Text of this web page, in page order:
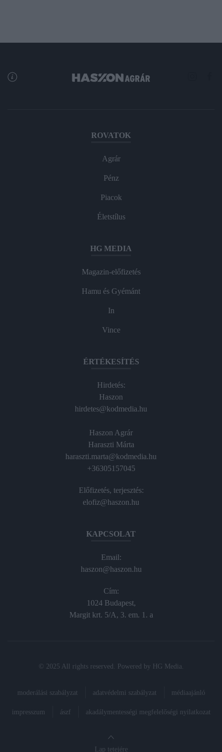
ROVATOK
Agrár
Pénz
Piacok
Életstílus
HG MEDIA
Magazin-előfizetés
Hamu és Gyémánt
In
Vince
ÉRTÉKESÍTÉS
Hirdetés:
Haszon
hirdetes@kodmedia.hu
Haszon Agrár
Haraszti Márta
haraszti.marta@kodmedia.hu
+36305157045
Előfizetés, terjesztés:
elofiz@haszon.hu
KAPCSOLAT
Email:
haszon@haszon.hu
Cím:
1024 Budapest,
Margit krt. 5/A, 3. em. 1. a
© 2025 All rights reserved. Powered by HG Media
moderálási szabályzat adatvédelmi szabályzat médiaajánló
impresszum ászf akadálymentességi megfelelőségi nyilatkozat
Lap tetejére